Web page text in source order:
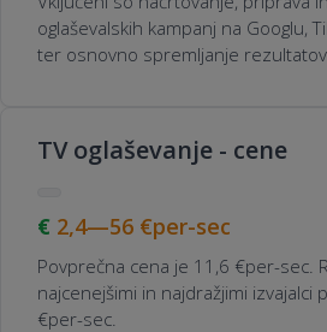
oglaševalskih kampanj na Googlu,
ter osnovno spremljanje rezultatov.
TV oglaševanje - cene
2,4—56 €per-sec
Povprečna cena je 11,6 €per-sec.
najcenejšimi in najdražjimi izvajalci
€per-sec.